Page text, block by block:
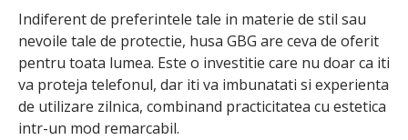
Indiferent de preferintele tale in materie de stil sau
nevoile tale de protectie, husa GBG are ceva de oferit
pentru toata lumea. Este o investitie care nu doar ca iti
va proteja telefonul, dar iti va imbunatati si experienta
de utilizare zilnica, combinand practicitatea cu estetica
intr-un mod remarcabil.